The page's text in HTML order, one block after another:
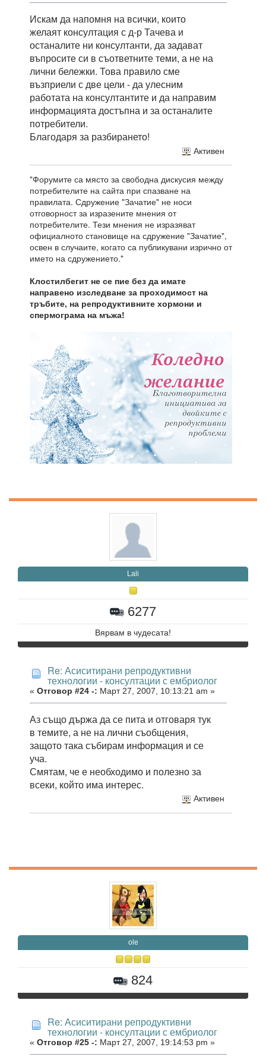
Искам да напомня на всички, които
желаят консултация с д-р Тачева и
останалите ни консултанти, да задават
въпросите си в съответните теми, а не на
лични бележки. Това правило сме
възприели с две цели - да улесним
работата на консултантите и да направим
информацията достъпна и за останалите
потребители.
Благодаря за разбирането!
Активен
"Форумите са място за свободна дискусия между
потребителите на сайта при спазване на
правилата. Сдружение "Зачатие" не носи
отговорност за изразените мнения от
потребителите. Тези мнения не изразяват
официалното становище на сдружение "Зачатие",
освен в случаите, когато са публикувани изрично от
името на сдружението."
Клостилбегит не се пие без да имате
направено изследване за проходимост на
тръбите, на репродуктивните хормони и
спермограма на мъжа!
Lali
6277
Вярвам в чудесата!
Re: Асиситирани репродуктивни
технологии - консултации с ембриолог
« Отговор #24 -: Март 27, 2007, 10:13:21 am »
Аз също държа да се пита и отговаря тук
в темите, а не на лични съобщения,
защото така събирам информация и се
уча.
Смятам, че е необходимо и полезно за
всеки, който има интерес.
Активен
ole
824
Re: Асиситирани репродуктивни
технологии - консултации с ембриолог
« Отговор #25 -: Март 27, 2007, 19:14:53 pm »